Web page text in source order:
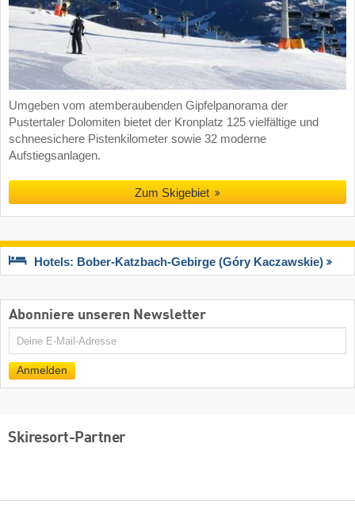
Umgeben vom atemberaubenden Gipfelpanorama der
Pustertaler Dolomiten bietet der Kronplatz 125 vielfältige und
schneesichere Pistenkilometer sowie 32 moderne
Aufstiegsanlagen.
Zum Skigebiet
Hotels: Bober-Katzbach-Gebirge (Góry Kaczawskie)
Abonniere unseren Newsletter
E-
Anmelden
Skiresort-Partner